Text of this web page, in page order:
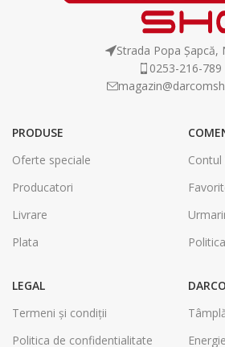
Strada Popa Șapcă,
0253-216-789
PRODUSE
Oferte speciale
Producatori
Livrare
Plata
Contul
LEGAL
Termeni și condiții
Politica de confidentialitate